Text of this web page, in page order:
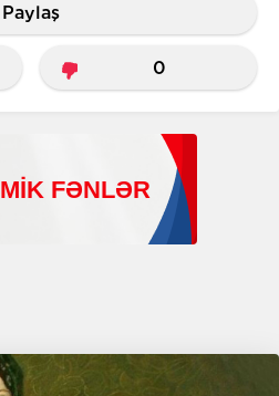
Paylaş
0